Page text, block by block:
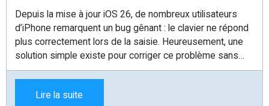
Depuis la mise à jour iOS 26, de nombreux utilisateurs
d’iPhone remarquent un bug gênant : le clavier ne répond
plus correctement lors de la saisie. Heureusement, une
solution simple existe pour corriger ce problème sans
perdre vos données.
Lire la suite